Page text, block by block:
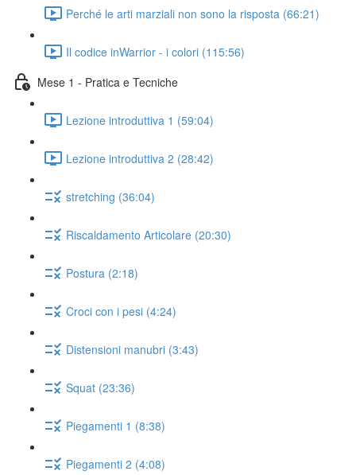
Perché le arti marziali non sono la risposta (66:21)
Il codice inWarrior - i colori (115:56)
Mese 1 - Pratica e Tecniche
Lezione introduttiva 1 (59:04)
Lezione introduttiva 2 (28:42)
stretching (36:04)
Riscaldamento Articolare (20:30)
Postura (2:18)
Croci con i pesi (4:24)
Distensioni manubri (3:43)
Squat (23:36)
Piegamenti 1 (8:38)
Piegamenti 2 (4:08)